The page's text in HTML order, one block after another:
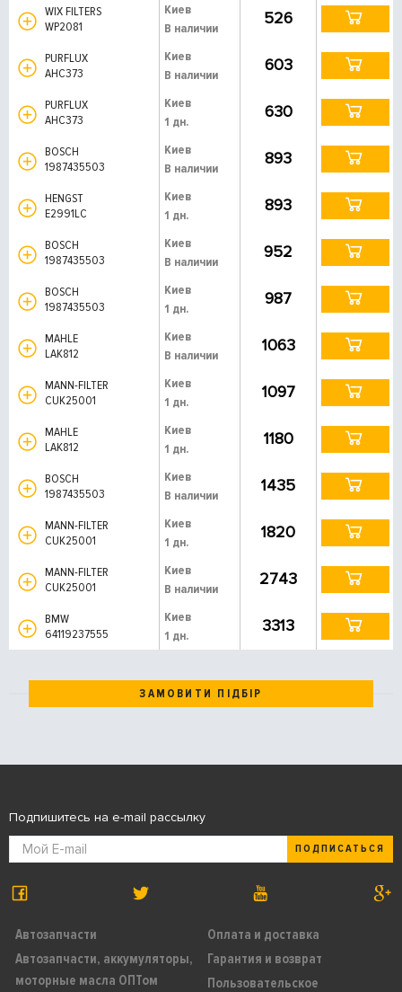
WIX FILTERS
WP2081
Киев
В наличии
526
PURFLUX
AHC373
Киев
В наличии
603
PURFLUX
AHC373
Киев
1 дн.
630
BOSCH
1987435503
Киев
В наличии
893
HENGST
E2991LC
Киев
1 дн.
893
BOSCH
1987435503
Киев
В наличии
952
BOSCH
1987435503
Киев
1 дн.
987
MAHLE
LAK812
Киев
В наличии
1063
MANN-FILTER
CUK25001
Киев
1 дн.
1097
MAHLE
LAK812
Киев
1 дн.
1180
BOSCH
1987435503
Киев
В наличии
1435
MANN-FILTER
CUK25001
Киев
1 дн.
1820
MANN-FILTER
CUK25001
Киев
В наличии
2743
BMW
64119237555
Киев
1 дн.
3313
ЗАМОВИТИ ПІДБІР
Автозапчасти
Автозапчасти, аккумуляторы,
моторные масла ОПТом
Оплата и доставка
Гарантия и возврат
Пользовательское
Подпишитесь на e-mail рассылку
ПОДПИСАТЬСЯ